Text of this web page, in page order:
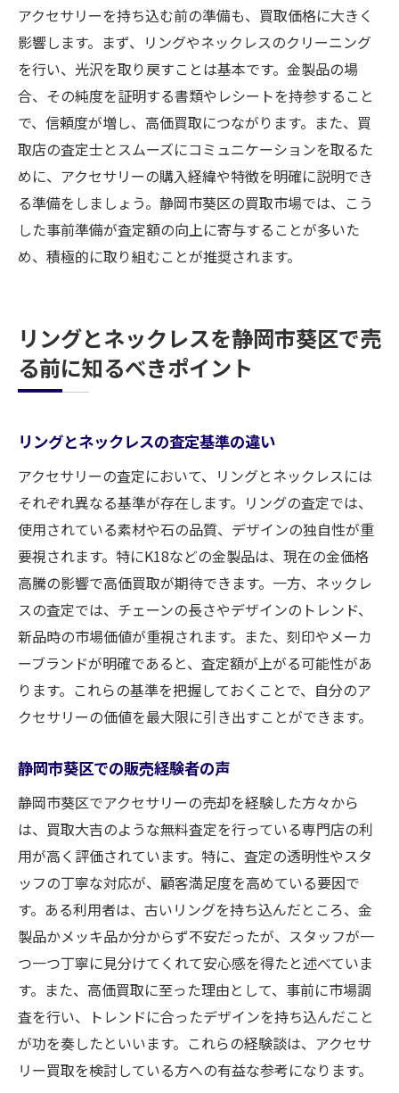
アクセサリーを持ち込む前の準備も、買取価格に大きく
影響します。まず、リングやネックレスのクリーニング
を行い、光沢を取り戻すことは基本です。金製品の場
合、その純度を証明する書類やレシートを持参すること
で、信頼度が増し、高価買取につながります。また、買
取店の査定士とスムーズにコミュニケーションを取るた
めに、アクセサリーの購入経緯や特徴を明確に説明でき
る準備をしましょう。静岡市葵区の買取市場では、こう
した事前準備が査定額の向上に寄与することが多いた
め、積極的に取り組むことが推奨されます。
リングとネックレスを静岡市葵区で売
る前に知るべきポイント
リングとネックレスの査定基準の違い
アクセサリーの査定において、リングとネックレスには
それぞれ異なる基準が存在します。リングの査定では、
使用されている素材や石の品質、デザインの独自性が重
要視されます。特にK18などの金製品は、現在の金価格
高騰の影響で高価買取が期待できます。一方、ネックレ
スの査定では、チェーンの長さやデザインのトレンド、
新品時の市場価値が重視されます。また、刻印やメーカ
ーブランドが明確であると、査定額が上がる可能性があ
ります。これらの基準を把握しておくことで、自分のア
クセサリーの価値を最大限に引き出すことができます。
静岡市葵区での販売経験者の声
静岡市葵区でアクセサリーの売却を経験した方々から
は、買取大吉のような無料査定を行っている専門店の利
用が高く評価されています。特に、査定の透明性やスタ
ッフの丁寧な対応が、顧客満足度を高めている要因で
す。ある利用者は、古いリングを持ち込んだところ、金
製品かメッキ品か分からず不安だったが、スタッフが一
つ一つ丁寧に見分けてくれて安心感を得たと述べていま
す。また、高価買取に至った理由として、事前に市場調
査を行い、トレンドに合ったデザインを持ち込んだこと
が功を奏したといいます。これらの経験談は、アクセサ
リー買取を検討している方への有益な参考になります。